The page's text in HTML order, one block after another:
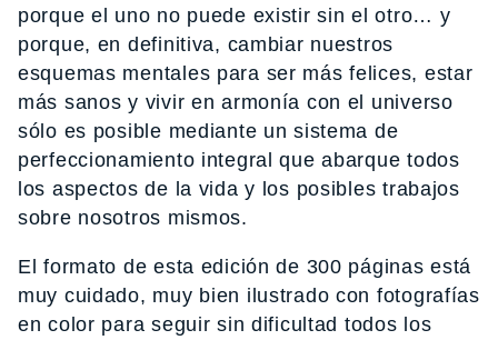
porque el uno no puede existir sin el otro… y
porque, en definitiva, cambiar nuestros
esquemas mentales para ser más felices, estar
más sanos y vivir en armonía con el universo
sólo es posible mediante un sistema de
perfeccionamiento integral que abarque todos
los aspectos de la vida y los posibles trabajos
sobre nosotros mismos.
El formato de esta edición de 300 páginas está
muy cuidado, muy bien ilustrado con fotografías
en color para seguir sin dificultad todos los